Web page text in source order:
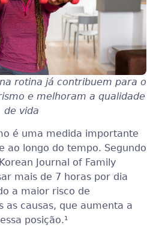
rotina já contribuem para o
e melhoram a qualidade
de vida
é uma medida importante
ao longo do tempo. Segundo
Journal of Family
mais de 7 horas por dia
a maior risco de
as causas, que aumenta a
posição.¹